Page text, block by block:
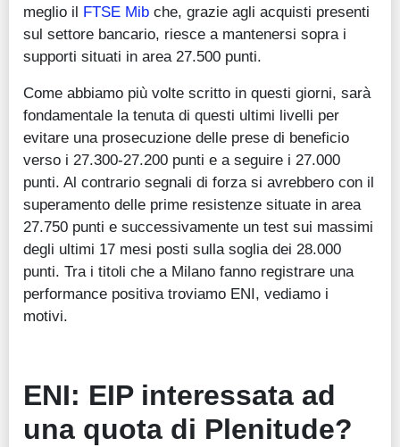
meglio il FTSE Mib che, grazie agli acquisti presenti
sul settore bancario, riesce a mantenersi sopra i
supporti situati in area 27.500 punti.
Come abbiamo più volte scritto in questi giorni, sarà
fondamentale la tenuta di questi ultimi livelli per
evitare una prosecuzione delle prese di beneficio
verso i 27.300-27.200 punti e a seguire i 27.000
punti. Al contrario segnali di forza si avrebbero con il
superamento delle prime resistenze situate in area
27.750 punti e successivamente un test sui massimi
degli ultimi 17 mesi posti sulla soglia dei 28.000
punti. Tra i titoli che a Milano fanno registrare una
performance positiva troviamo ENI, vediamo i
motivi.
ENI: EIP interessata ad
una quota di Plenitude?